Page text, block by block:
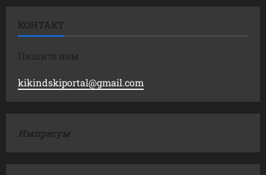
КОНТАКТ
Пишите нам
kikindskiportal@gmail.com
Импресум